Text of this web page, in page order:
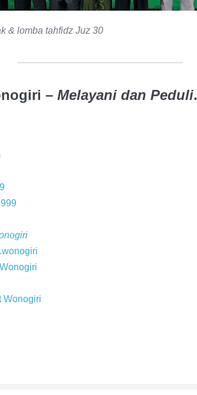
& lomba tahfidz Juz 30
– Melayani dan Peduli.
Wonogiri